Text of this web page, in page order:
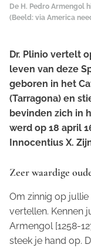
De H. Pedro Armengol
(Beeld: via America
Dr. Plinio vertelt
leven van deze
geboren in het
(Tarragona) en
bevinden zich in
werd op 18 april
Innocentius X.
Zeer waardige
Om zinnig op
vertellen. Kennen
Armengol [1258-
steek je hand op.